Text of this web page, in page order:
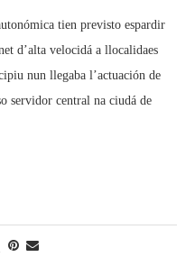
tien previsto espardir
d’alta velocidá a llocalidaes
nun llegaba l’actuación de
servidor central na ciudá de